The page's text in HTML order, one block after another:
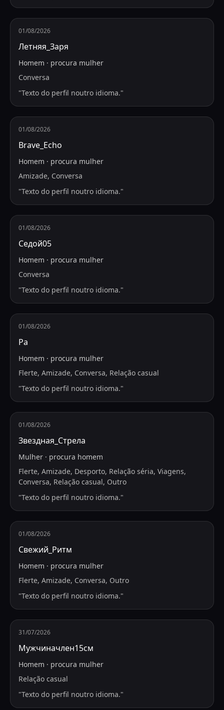
01/08/2026
Летняя_Заря
Homem · procura mulher
Conversa
"Texto do perfil noutro idioma."
01/08/2026
Brave_Echo
Homem · procura mulher
Amizade, Conversa
"Texto do perfil noutro idioma."
01/08/2026
Седой05
Homem · procura mulher
Conversa
"Texto do perfil noutro idioma."
01/08/2026
Ра
Homem · procura mulher
Flerte, Amizade, Conversa, Relação casual
"Texto do perfil noutro idioma."
01/08/2026
Звездная_Стрела
Mulher · procura homem
Flerte, Amizade, Desporto, Relação séria, Viagens,
Conversa, Relação casual, Outro
"Texto do perfil noutro idioma."
01/08/2026
Свежий_Ритм
Homem · procura mulher
Flerte, Amizade, Conversa, Outro
"Texto do perfil noutro idioma."
31/07/2026
Мужчиначлен15см
Homem · procura mulher
Relação casual
"Texto do perfil noutro idioma."